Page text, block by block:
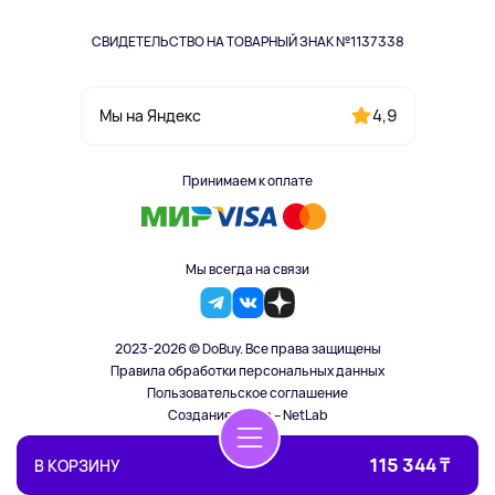
В КОРЗИНУ 115 344 ₸
СВИДЕТЕЛЬСТВО НА ТОВАРНЫЙ ЗНАК №1137338
Мы на Яндекс 4,9
Принимаем к оплате
Мы всегда на связи
2023-2026 © DoBuy. Все права защищены
Правила обработки персональных данных
Пользовательское соглашение
Создание сайта – NetLab